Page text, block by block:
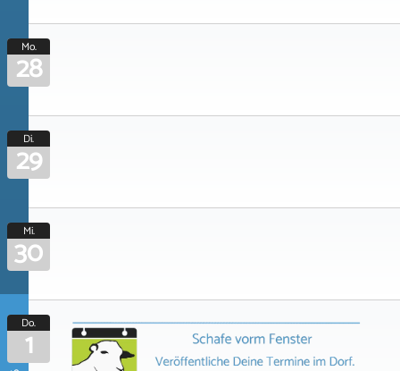
Mo.
28
Di.
29
Mi.
30
Do.
1